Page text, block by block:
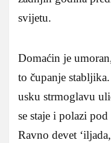
svijetu.
Domaćin je
to čupanje
usku strmoglavu
se staje i polazi
Ravno devet